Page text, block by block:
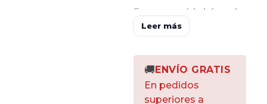
Es una
comida húmeda
completa y equilibrada
para gatosque viene en
un pack que contiene4
sobres:
1 sobre sabor salmón
Leer más
🚚 ENVÍO GRATIS
En pedidos
superiores a